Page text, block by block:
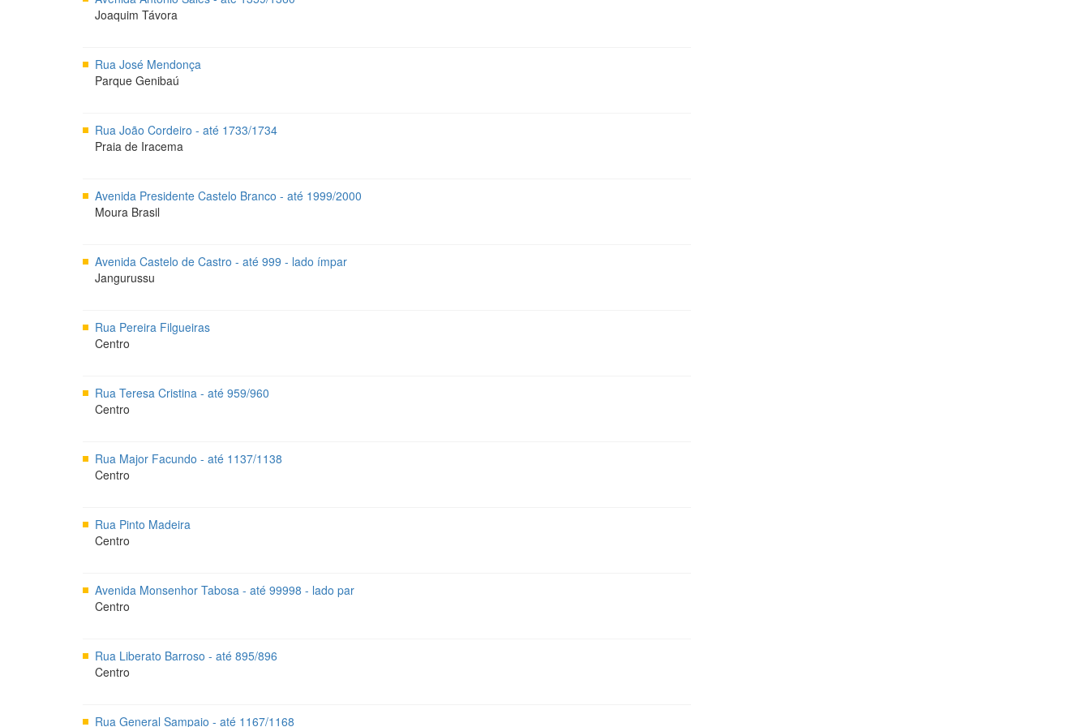
Joaquim Távora
Rua José Mendonça
Parque Genibaú
Rua João Cordeiro - até 1733/1734
Praia de Iracema
Avenida Presidente Castelo Branco - até 1999/2000
Moura Brasil
Avenida Castelo de Castro - até 999 - lado ímpar
Jangurussu
Rua Pereira Filgueiras
Centro
Rua Teresa Cristina - até 959/960
Centro
Rua Major Facundo - até 1137/1138
Centro
Rua Pinto Madeira
Centro
Avenida Monsenhor Tabosa - até 99998 - lado par
Centro
Rua Liberato Barroso - até 895/896
Centro
Rua General Sampaio - até 1167/1168